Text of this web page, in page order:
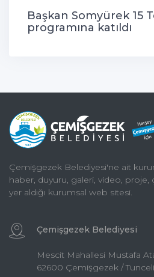
Başkan Somyürek 15
programına katıldı
Çemişgezek Belediyesi'ne ait
haber, duyuru, galeri, video, proje,
yer aldığı kurumsal web sitesi.
Çemişgezek Belediyesi
Mescit Mahallesi Mustafa
62600 Çemişgezek / Tunceli